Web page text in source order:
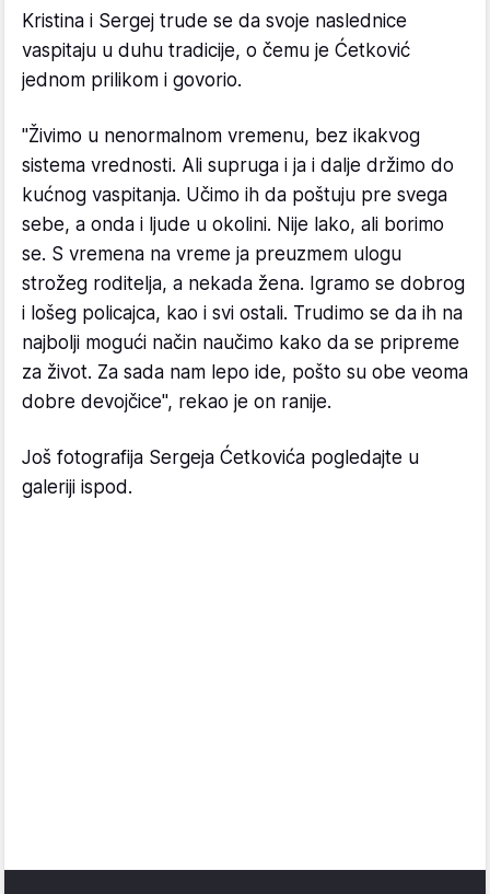
Kristina i Sergej trude se da svoje naslednice
vaspitaju u duhu tradicije, o čemu je Ćetković
jednom prilikom i govorio.
"Živimo u nenormalnom vremenu, bez ikakvog
sistema vrednosti. Ali supruga i ja i dalje držimo do
kućnog vaspitanja. Učimo ih da poštuju pre svega
sebe, a onda i ljude u okolini. Nije lako, ali borimo
se. S vremena na vreme ja preuzmem ulogu
strožeg roditelja, a nekada žena. Igramo se dobrog
i lošeg policajca, kao i svi ostali. Trudimo se da ih na
najbolji mogući način naučimo kako da se pripreme
za život. Za sada nam lepo ide, pošto su obe veoma
dobre devojčice", rekao je on ranije.
Još fotografija Sergeja Ćetkovića pogledajte u
galeriji ispod.